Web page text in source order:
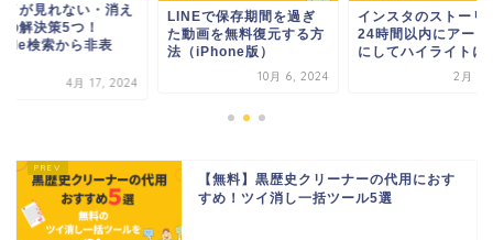
イが見れない・消え
の解決策5つ！
検索から非表
4月 17, 2024
LINEで保存期間を過ぎ
た動画を無料復元する方
法（iPhone版）
10月 6, 2024
インスタのストーリ
24時間以内にアーカ
にしてハイライトに
2月 1,
【無料】黒歴史クリーナーの代用におす
すめ！ツイ消し一括ツール5選